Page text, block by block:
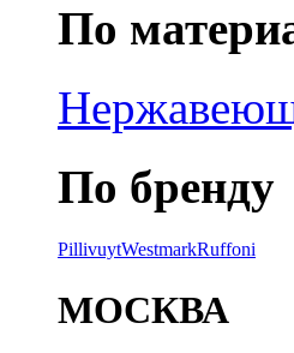
По
По бренду
PillivuytWestmarkRuffoni
МОСКВА